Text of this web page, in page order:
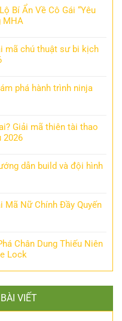
Bí Ẩn Về Cô Gái “Yêu
MHA
mã chú thuật sư bi kịch
phá hành trình ninja
Giải mã thiên tài thao
2026
dẫn build và đội hình
Mã Nữ Chính Đầy Quyến
Chân Dung Thiếu Niên
Lock
VIẾT